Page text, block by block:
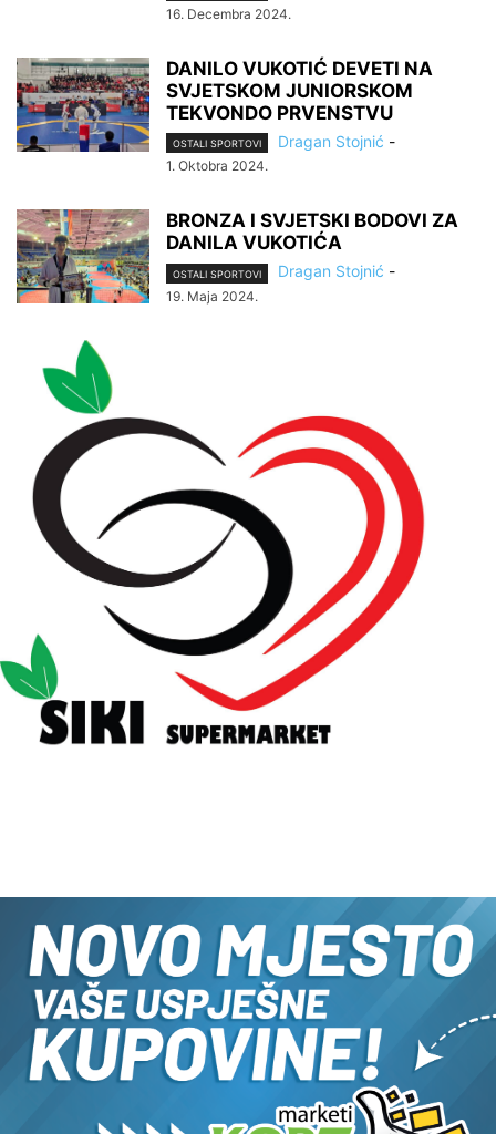
16. Decembra 2024.
DANILO VUKOTIĆ DEVETI NA
SVJETSKOM JUNIORSKOM
TEKVONDO PRVENSTVU
OSTALI SPORTOVI Dragan Stojnić -
1. Oktobra 2024.
BRONZA I SVJETSKI BODOVI ZA
DANILA VUKOTIĆA
OSTALI SPORTOVI Dragan Stojnić -
19. Maja 2024.